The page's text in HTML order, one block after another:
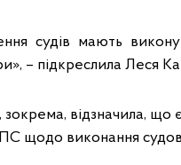
судів мають
– підкреслила Леся
зокрема, відзначила, що
щодо виконання